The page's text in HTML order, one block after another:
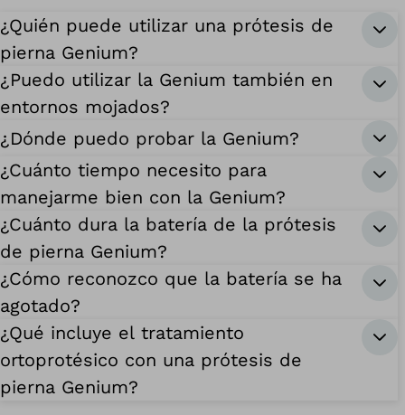
¿Quién puede utilizar una prótesis de
pierna Genium?
¿Puedo utilizar la Genium también en
entornos mojados?
¿Dónde puedo probar la Genium?
¿Cuánto tiempo necesito para
manejarme bien con la Genium?
¿Cuánto dura la batería de la prótesis
de pierna Genium?
¿Cómo reconozco que la batería se ha
agotado?
¿Qué incluye el tratamiento
ortoprotésico con una prótesis de
pierna Genium?